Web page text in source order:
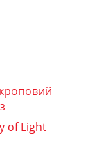
of Light